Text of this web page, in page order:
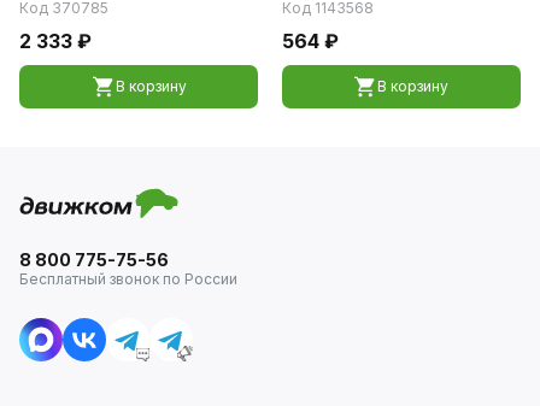
Код 370785
2 333 ₽
В корзину
Код 1143568
564 ₽
В корзину
8 800 775-75-56
Бесплатный звонок по России